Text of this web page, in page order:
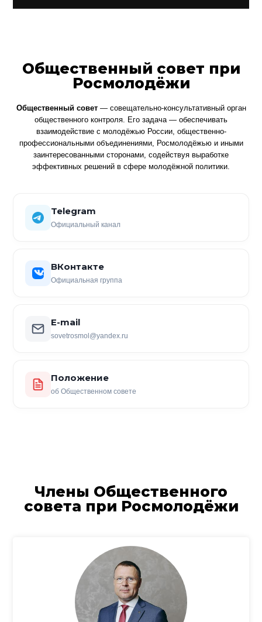
Общественный совет при
Росмолодёжи
Общественный совет— совещательно-консультативный орган
общественного контроля. Его задача — обеспечивать
взаимодействие с молодёжью России, общественно-
профессиональными объединениями, Росмолодёжью и иными
заинтересованными сторонами, содействуя выработке
эффективных решений в сфере молодёжной политики.
Telegram
Официальный канал
ВКонтакте
Официальная группа
E-mail
sovetrosmol@yandex.ru
Положение
об Общественном совете
Члены Общественного
совета при Росмолодёжи